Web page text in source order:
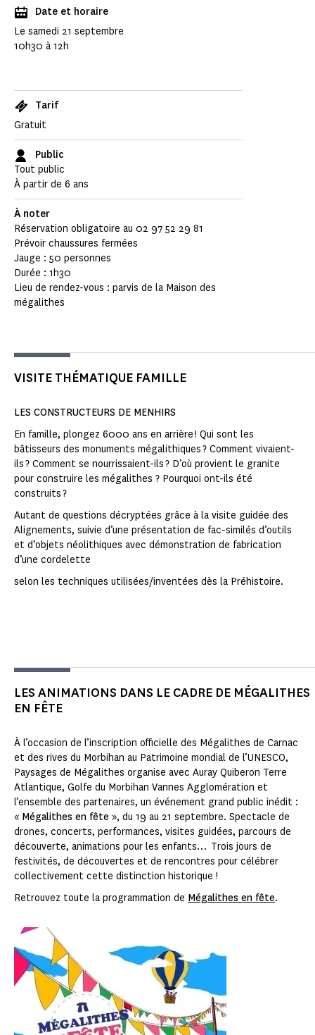
Date et horaire
Le samedi 21 septembre
10h30 à 12h
Tarif
Gratuit
Public
Tout public
À partir de 6 ans
À noter
Réservation obligatoire au 02 97 52 29 81
Prévoir chaussures fermées
Jauge : 50 personnes
Durée : 1h30
Lieu de rendez-vous : parvis de la Maison des
mégalithes
VISITE THÉMATIQUE FAMILLE
LES CONSTRUCTEURS DE MENHIRS
En famille, plongez 6000 ans en arrière ! Qui sont les
bâtisseurs des monuments mégalithiques ? Comment vivaient-
ils ? Comment se nourrissaient-ils ? D’où provient le granite
pour construire les mégalithes ? Pourquoi ont-ils été
construits ?
Autant de questions décryptées grâce à la visite guidée des
Alignements, suivie d’une présentation de fac-similés d’outils
et d’objets néolithiques avec démonstration de fabrication
d’une cordelette
selon les techniques utilisées/inventées dès la Préhistoire.
LES ANIMATIONS DANS LE CADRE DE MÉGALITHES
EN FÊTE
À l’occasion de l’inscription officielle des Mégalithes de Carnac
et des rives du Morbihan au Patrimoine mondial de l’UNESCO,
Paysages de Mégalithes organise avec Auray Quiberon Terre
Atlantique, Golfe du Morbihan Vannes Agglomération et
l’ensemble des partenaires, un événement grand public inédit :
« Mégalithes en fête », du 19 au 21 septembre. Spectacle de
drones, concerts, performances, visites guidées, parcours de
découverte, animations pour les enfants… Trois jours de
festivités, de découvertes et de rencontres pour célébrer
collectivement cette distinction historique !
Retrouvez toute la programmation de Mégalithes en fête.